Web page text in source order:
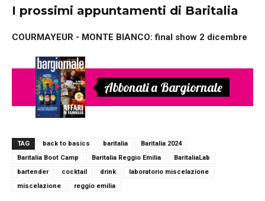
I prossimi appuntamenti di Baritalia
COURMAYEUR - MONTE BIANCO: final show 2 dicembre
Abbonati a Bargiornale
TAG back to basics baritalia
Baritalia 2024
Baritalia Boot Camp
Baritalia Reggio Emilia
BaritaliaLab
bartender
cocktail drink
laboratorio miscelazione
miscelazione
reggio emilia